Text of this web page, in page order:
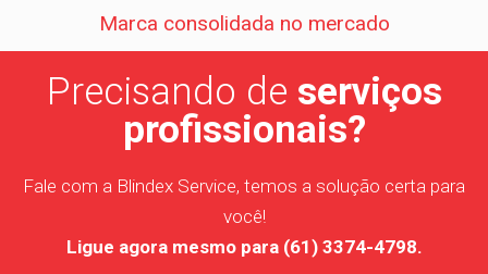
Marca consolidada no mercado
Precisando de serviços
profissionais?
Fale com a Blindex Service, temos a solução certa para
você!
Ligue agora mesmo para (61) 3374-4798.